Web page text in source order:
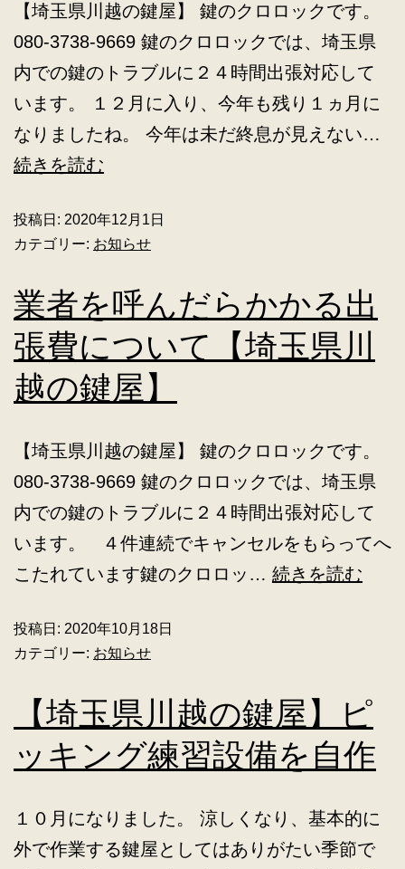
【埼玉県川越の鍵屋】 鍵のクロロックです。
080-3738-9669 鍵のクロロックでは、埼玉県
内での鍵のトラブルに２４時間出張対応して
います。 １２月に入り、今年も残り１ヵ月に
なりましたね。 今年は未だ終息が見えない…
続きを読む
投稿日: 2020年12月1日
カテゴリー: お知らせ
業者を呼んだらかかる出
張費について【埼玉県川
越の鍵屋】
【埼玉県川越の鍵屋】 鍵のクロロックです。
080-3738-9669 鍵のクロロックでは、埼玉県
内での鍵のトラブルに２４時間出張対応して
います。 ４件連続でキャンセルをもらってへ
こたれています鍵のクロロッ… 続きを読む
投稿日: 2020年10月18日
カテゴリー: お知らせ
【埼玉県川越の鍵屋】ピ
ッキング練習設備を自作
１０月になりました。 涼しくなり、基本的に
外で作業する鍵屋としてはありがたい季節で